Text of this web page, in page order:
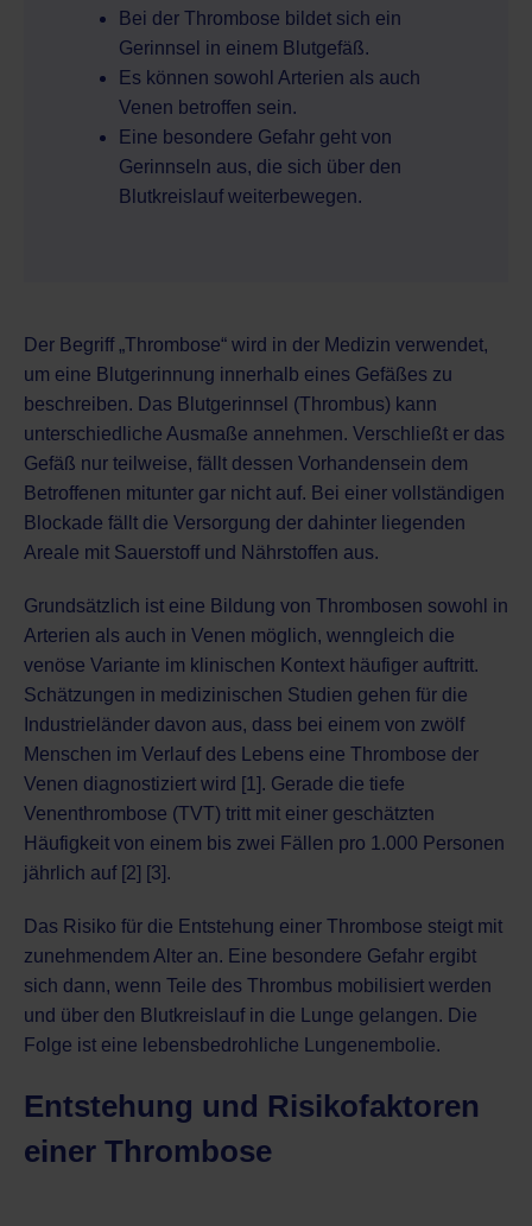
Bei der Thrombose bildet sich ein
Gerinnsel in einem Blutgefäß.
Es können sowohl Arterien als auch
Venen betroffen sein.
Eine besondere Gefahr geht von
Gerinnseln aus, die sich über den
Blutkreislauf weiterbewegen.
Der Begriff „Thrombose“ wird in der Medizin verwendet,
um eine Blutgerinnung innerhalb eines Gefäßes zu
beschreiben. Das Blutgerinnsel (Thrombus) kann
unterschiedliche Ausmaße annehmen. Verschließt er das
Gefäß nur teilweise, fällt dessen Vorhandensein dem
Betroffenen mitunter gar nicht auf. Bei einer vollständigen
Blockade fällt die Versorgung der dahinter liegenden
Areale mit Sauerstoff und Nährstoffen aus.
Grundsätzlich ist eine Bildung von Thrombosen sowohl in
Arterien als auch in Venen möglich, wenngleich die
venöse Variante im klinischen Kontext häufiger auftritt.
Schätzungen in medizinischen Studien gehen für die
Industrieländer davon aus, dass bei einem von zwölf
Menschen im Verlauf des Lebens eine Thrombose der
Venen diagnostiziert wird [1]. Gerade die tiefe
Venenthrombose (TVT) tritt mit einer geschätzten
Häufigkeit von einem bis zwei Fällen pro 1.000 Personen
jährlich auf [2] [3].
Das Risiko für die Entstehung einer Thrombose steigt mit
zunehmendem Alter an. Eine besondere Gefahr ergibt
sich dann, wenn Teile des Thrombus mobilisiert werden
und über den Blutkreislauf in die Lunge gelangen. Die
Folge ist eine lebensbedrohliche Lungenembolie.
Entstehung und Risikofaktoren
einer Thrombose